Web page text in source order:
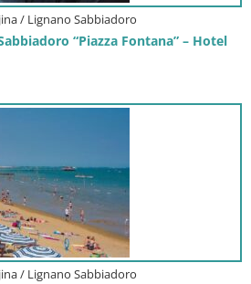
/ Lignano Sabbiadoro
“Piazza Fontana” – Hotel
/ Lignano Sabbiadoro